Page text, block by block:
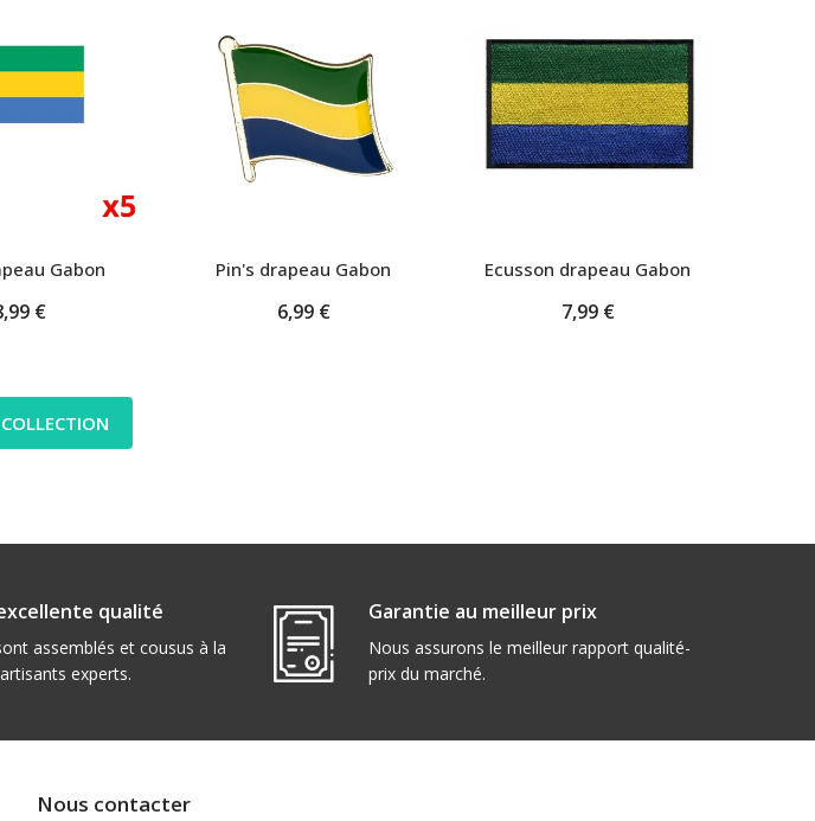
Gabon
€
Pin's drapeau Gabon
6,99 €
Ecusson drapeau Gabon
7,99 €
qualité
assemblés et cousus à la
experts.
Garantie au meilleur prix
Nous assurons le meilleur rapport qualité-
prix du marché.
Nous contacter